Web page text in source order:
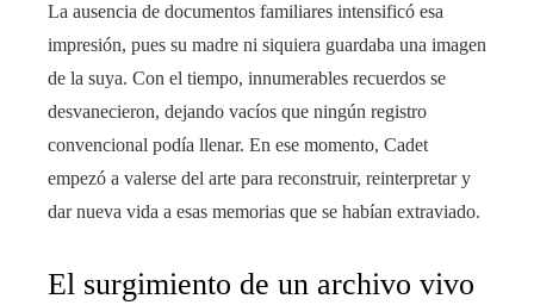
La ausencia de documentos familiares intensificó esa
impresión, pues su madre ni siquiera guardaba una imagen
de la suya. Con el tiempo, innumerables recuerdos se
desvanecieron, dejando vacíos que ningún registro
convencional podía llenar. En ese momento, Cadet
empezó a valerse del arte para reconstruir, reinterpretar y
dar nueva vida a esas memorias que se habían extraviado.
El surgimiento de un archivo vivo